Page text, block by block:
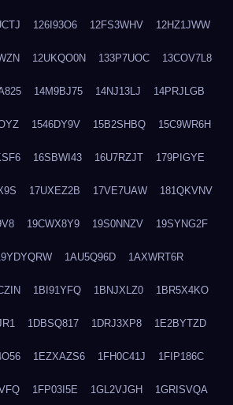
126I93O6 12FS3WHV 12HZ1JWW
12UKQO0N 133P7UOC 13COV7L8
14M9BJ75 14NJ13LJ 14PRJLGB
1546DY9V 15B2SHBQ 15C9WR6H
16SBWI43 16U7RZJT 179PIGYE
17UXEZ2B 17VE7UAW 181QKVNV
19CWX8Y9 19S0NNZV 19SYNG2F
1AU5Q96D 1AXWRT6R
1BI91YFQ 1BNJXLZ0 1BR5X4KO
1DBSQ817 1DRJ3XP8 1E2BYTZD
1EZXAZS6 1FH0C41J 1FIP186C
1FP03I5E 1GL2VJGH 1GRISVQA